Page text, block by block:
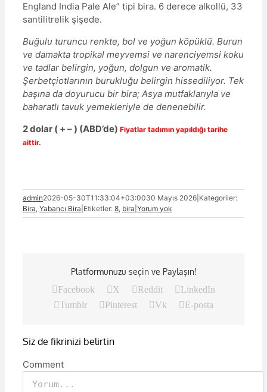
England India Pale Ale” tipi bira. 6 derece alkollü, 33
santilitrelik şişede.
Buğulu turuncu renkte, bol ve yoğun köpüklü. Burun
ve damakta tropikal meyvemsi ve narenciyemsi koku
ve tadlar belirgin, yoğun, dolgun ve aromatik.
Şerbetçiotlarının burukluğu belirgin hissediliyor. Tek
başına da doyurucu bir bira; Asya mutfaklarıyla ve
baharatlı tavuk yemekleriyle de denenebilir.
2dolar ( + – ) (ABD’de) Fiyatlar tadımın yapıldığı tarihe
aittir.
admin2026-05-30T11:33:04+03:0030 Mayıs 2026 Kategoriler:
Bira, Yabancı Bira Etiketler: 8, bira Yorum yok
Platformunuzu seçin ve Paylaşın!
Facebook
X Reddit
LinkedIn
Tumblr
Pinterest Vk E-posta
Siz de fikrinizi belirtin
Comment